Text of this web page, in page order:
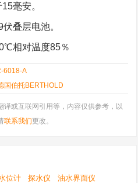
毫安。
叠层电池。
相对温度85％
6018-A
国伯托BERTHOLD
或互联网引用等，内容仅供参考，以
联系我们更改。
位计 探水仪 油水界面仪